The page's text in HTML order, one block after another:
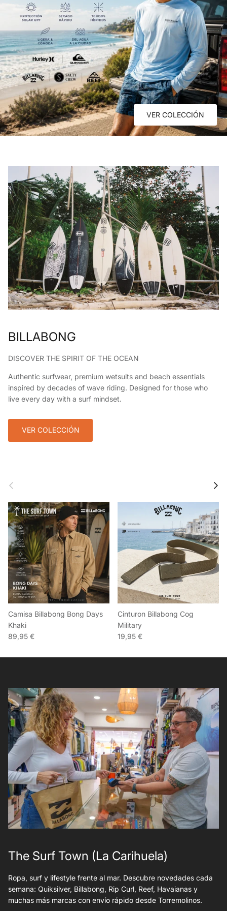
VER COLECCIÓN
BILLABONG
DISCOVER THE SPIRIT OF THE OCEAN
Authentic surfwear, premium wetsuits and beach essentials
inspired by decades of wave riding. Designed for those who
live every day with a surf mindset.
VER COLECCIÓN
Anterior
Camisa Billabong Bong Days
Khaki
89,95 €
Cinturon Billabong Cog
Military
19,95 €
The Surf Town (La Carihuela)
Ropa, surf y lifestyle frente al mar. Descubre novedades cada
semana: Quiksilver, Billabong, Rip Curl, Reef, Havaianas y
muchas más marcas con envío rápido desde Torremolinos.